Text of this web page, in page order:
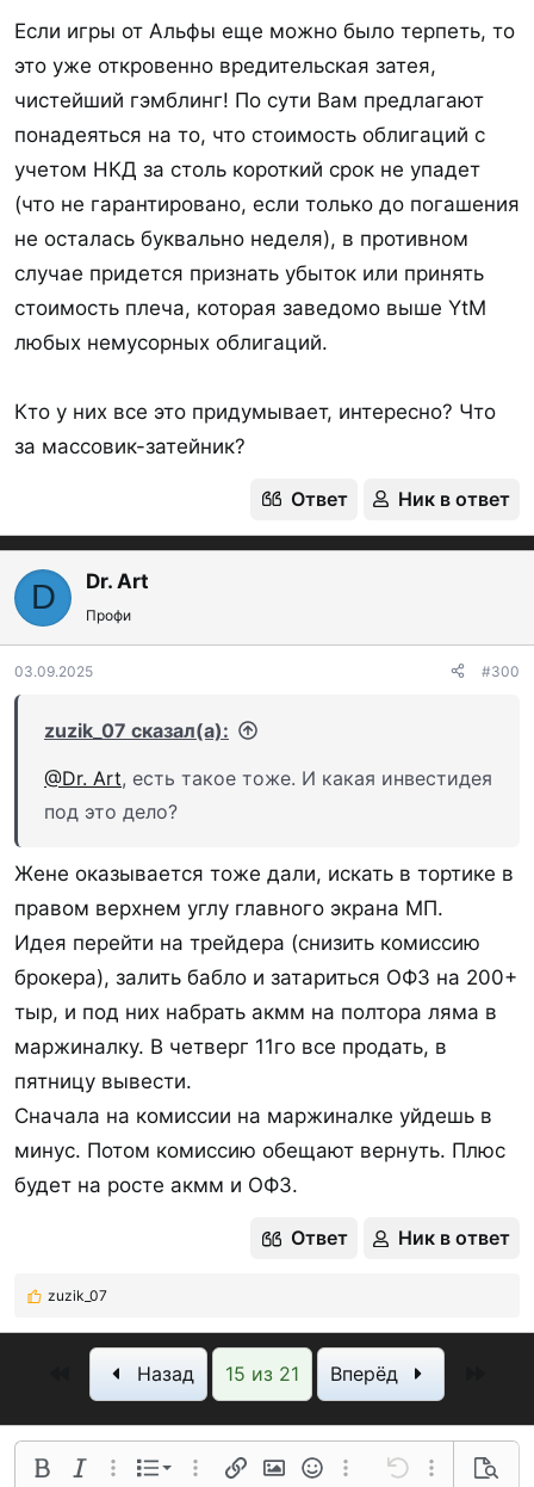
Если игры от Альфы еще можно было терпеть, то
это уже откровенно вредительская затея,
чистейший гэмблинг! По сути Вам предлагают
понадеяться на то, что стоимость облигаций с
учетом НКД за столь короткий срок не упадет
(что не гарантировано, если только до погашения
не осталась буквально неделя), в противном
случае придется признать убыток или принять
стоимость плеча, которая заведомо выше YtM
любых немусорных облигаций.
Кто у них все это придумывает, интересно? Что
за массовик-затейник?
Ответ Ник в ответ
D Dr. Art
Профи
03.09.2025 #300
zuzik_07 сказал(а):
@Dr. Art, есть такое тоже. И какая инвестидея
под это дело?
Жене оказывается тоже дали, искать в тортике в
правом верхнем углу главного экрана МП.
Идея перейти на трейдера (снизить комиссию
брокера), залить бабло и затариться ОФЗ на 200+
тыр, и под них набрать акмм на полтора ляма в
маржиналку. В четверг 11го все продать, в
пятницу вывести.
Сначала на комиссии на маржиналке уйдешь в
минус. Потом комиссию обещают вернуть. Плюс
будет на росте акмм и ОФЗ.
Ответ Ник в ответ
Р
е
и
zuzik_07
ПервыйНазад 15 из 21 Вперёд
Полужирный
КурсивДополнительные параметры...
Список
Нумерованный список
Дополнительные параметры...
СсылкаИзображение
СмайлыДополнительные
Отменить